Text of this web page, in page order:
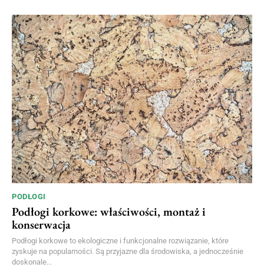
PODŁOGI
Podłogi korkowe: właściwości, montaż i
konserwacja
Podłogi korkowe to ekologiczne i funkcjonalne rozwiązanie, które
zyskuje na popularności. Są przyjazne dla środowiska, a jednocześnie
doskonale...